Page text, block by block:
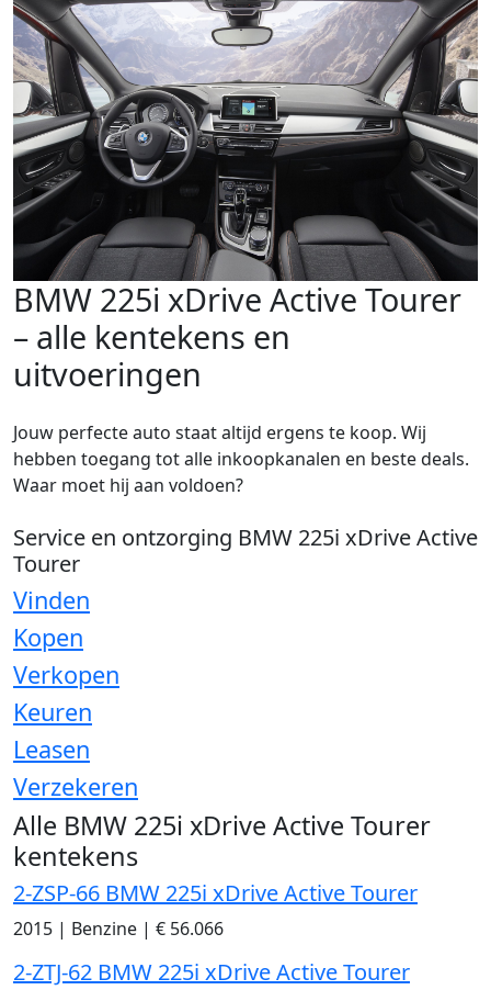
BMW 225i xDrive Active Tourer
– alle kentekens en
uitvoeringen
Jouw perfecte auto staat altijd ergens te koop. Wij
hebben toegang tot alle inkoopkanalen en beste deals.
Waar moet hij aan voldoen?
Service en ontzorging BMW 225i xDrive Active
Tourer
Vinden
Kopen
Verkopen
Keuren
Leasen
Verzekeren
Alle BMW 225i xDrive Active Tourer
kentekens
2-ZSP-66 BMW 225i xDrive Active Tourer
2015 | Benzine | € 56.066
2-ZTJ-62 BMW 225i xDrive Active Tourer